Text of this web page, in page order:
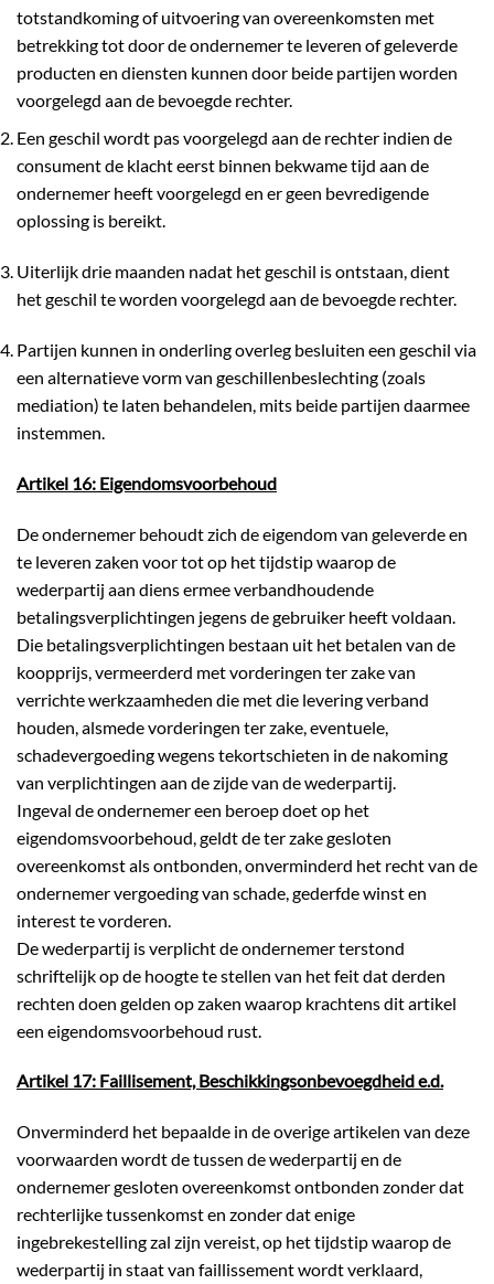
totstandkoming of uitvoering van overeenkomsten met
betrekking tot door de ondernemer te leveren of geleverde
producten en diensten kunnen door beide partijen worden
voorgelegd aan de bevoegde rechter.
Een geschil wordt pas voorgelegd aan de rechter indien de
consument de klacht eerst binnen bekwame tijd aan de
ondernemer heeft voorgelegd en er geen bevredigende
oplossing is bereikt.
Uiterlijk drie maanden nadat het geschil is ontstaan, dient
het geschil te worden voorgelegd aan de bevoegde rechter.
Partijen kunnen in onderling overleg besluiten een geschil via
een alternatieve vorm van geschillenbeslechting (zoals
mediation) te laten behandelen, mits beide partijen daarmee
instemmen.
Artikel 16: Eigendomsvoorbehoud
De ondernemer behoudt zich de eigendom van geleverde en
te leveren zaken voor tot op het tijdstip waarop de
wederpartij aan diens ermee verbandhoudende
betalingsverplichtingen jegens de gebruiker heeft voldaan.
Die betalingsverplichtingen bestaan uit het betalen van de
koopprijs, vermeerderd met vorderingen ter zake van
verrichte werkzaamheden die met die levering verband
houden, alsmede vorderingen ter zake, eventuele,
schadevergoeding wegens tekortschieten in de nakoming
van verplichtingen aan de zijde van de wederpartij.
Ingeval de ondernemer een beroep doet op het
eigendomsvoorbehoud, geldt de ter zake gesloten
overeenkomst als ontbonden, onverminderd het recht van de
ondernemer vergoeding van schade, gederfde winst en
interest te vorderen.
De wederpartij is verplicht de ondernemer terstond
schriftelijk op de hoogte te stellen van het feit dat derden
rechten doen gelden op zaken waarop krachtens dit artikel
een eigendomsvoorbehoud rust.
Artikel 17: Faillisement, Beschikkingsonbevoegdheid e.d.
Onverminderd het bepaalde in de overige artikelen van deze
voorwaarden wordt de tussen de wederpartij en de
ondernemer gesloten overeenkomst ontbonden zonder dat
rechterlijke tussenkomst en zonder dat enige
ingebrekestelling zal zijn vereist, op het tijdstip waarop de
wederpartij in staat van faillissement wordt verklaard,